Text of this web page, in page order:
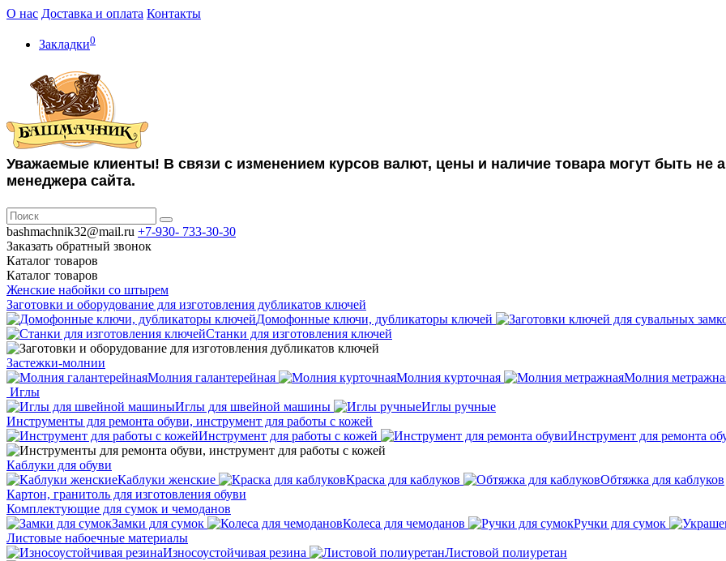
О нас Доставка и оплата Контакты
Закладки0
Уважаемые клиенты! В связи с изменением курсов валют, цены и наличие товара могут быть
менеджера сайта.
bashmachnik32@mail.ru +7-930- 733-30-30
Заказать обратный звонок
Каталог товаров
Каталог товаров
Женские набойки со штырем
Заготовки и оборудование для изготовления дубликатов ключей
Домофонные ключи, дубликаторы ключей
Станки для изготовления ключей
Застежки-молнии
Молния галантерейная
Молния курточная
Молния
Иглы
Иглы для швейной машины
Иглы ручные
Инструменты для ремонта обуви, инструмент для работы с кожей
Инструмент для работы с кожей
Инструмент для ремонта
Каблуки для обуви
Каблуки женские
Краска для каблуков
Обтяжка для каблуков
Картон, гранитоль для изготовления обуви
Комплектующие для сумок и чемоданов
Замки для сумок
Колеса для чемоданов
Ручки для сумок
Листовые набоечные материалы
Износоустойчивая резина
Листовой полиуретан